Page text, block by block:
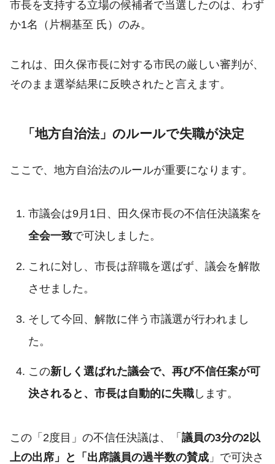
市長を支持する立場の候補者で当選したのは、わず
か1名（片桐基至 氏）のみ。
これは、田久保市長に対する市民の厳しい審判が、
そのまま選挙結果に反映されたと言えます。
「地方自治法」のルールで失職が決定
ここで、地方自治法のルールが重要になります。
市議会は9月1日、田久保市長の不信任決議案を
全会一致で可決しました。
これに対し、市長は辞職を選ばず、議会を解散
させました。
そして今回、解散に伴う市議選が行われまし
た。
この新しく選ばれた議会で、再び不信任案が可
決されると、市長は自動的に失職します。
この「2度目」の不信任決議は、「 議員の3分の2以
上の出席」と「出席議員の過半数の賛成 」で可決さ